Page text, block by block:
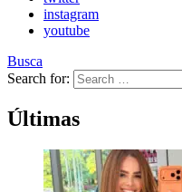
instagram
youtube
Busca
Search for:
Últimas